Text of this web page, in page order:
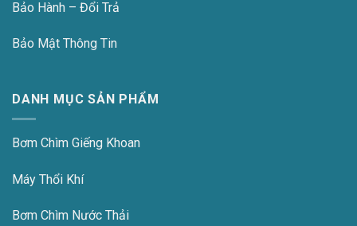
Bảo Hành – Đổi Trả
Bảo Mật Thông Tin
DANH MỤC SẢN PHẨM
Bơm Chìm Giếng Khoan
Máy Thổi Khí
Bơm Chìm Nước Thải